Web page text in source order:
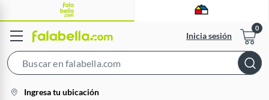
Inicia sesión
Bar
location-
Ingresa tu ubicación